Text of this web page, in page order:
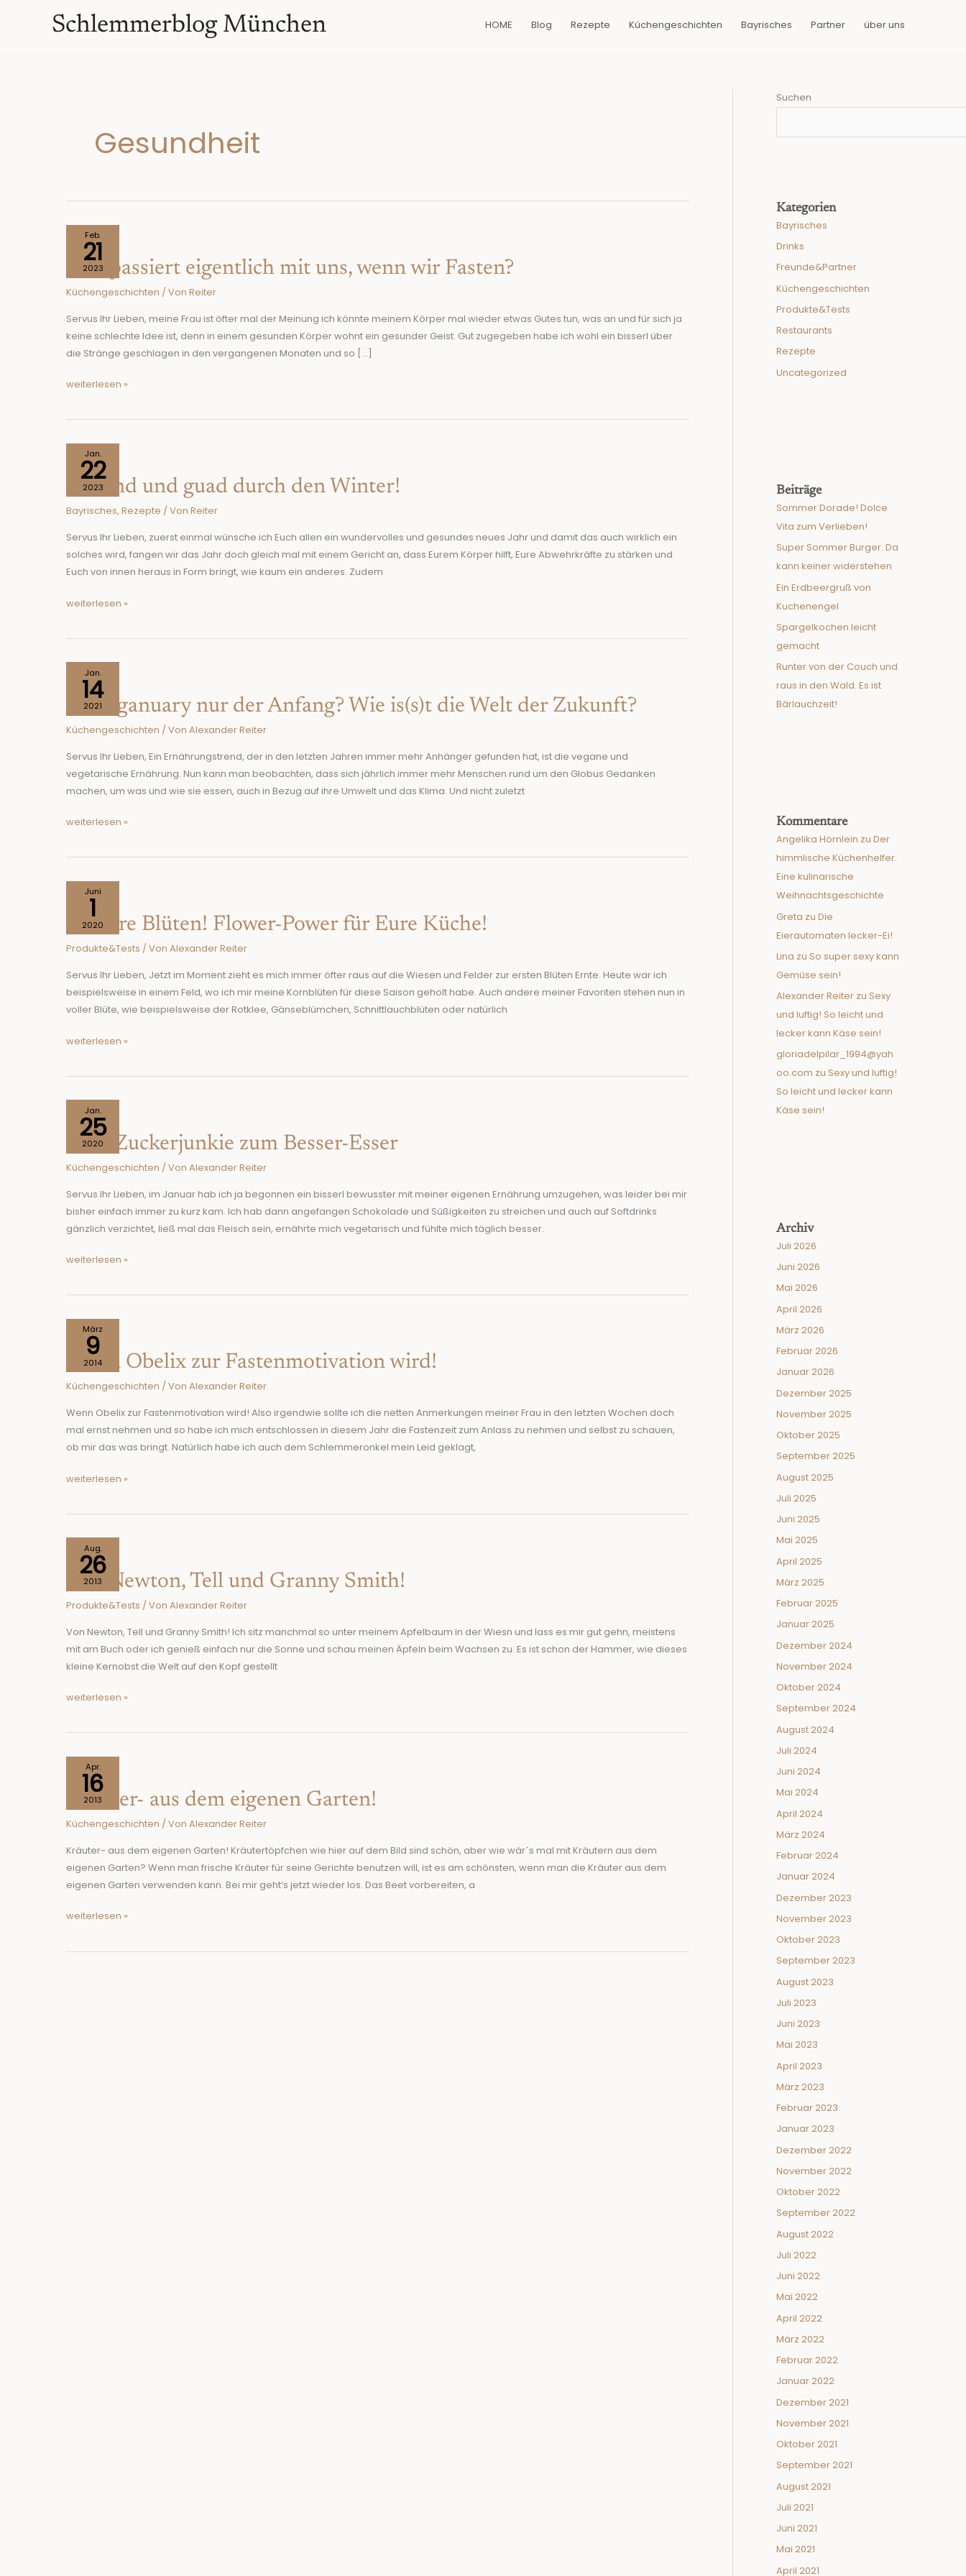
Schlemmerblog München HOME Blog Rezepte Küchengeschichten Bayrisches Partner über uns
Gesundheit
Feb.
21
2023
Was passiert eigentlich mit uns, wenn wir Fasten?
Küchengeschichten / Von Reiter
Servus Ihr Lieben, meine Frau ist öfter mal der Meinung ich könnte meinem Körper mal wieder etwas Gutes tun, was an und für sich ja
keine schlechte Idee ist, denn in einem gesunden Körper wohnt ein gesunder Geist. Gut zugegeben habe ich wohl ein bisserl über
die Stränge geschlagen in den vergangenen Monaten und so […]
Was
passiert
eigentlich
wenn
wir
Fasten?
weiterlesen »
Jan.
22
2023
Gesund und guad durch den Winter!
Bayrisches, Rezepte / Von Reiter
Servus Ihr Lieben, zuerst einmal wünsche ich Euch allen ein wundervolles und gesundes neues Jahr und damit das auch wirklich ein
solches wird, fangen wir das Jahr doch gleich mal mit einem Gericht an, dass Eurem Körper hilft, Eure Abwehrkräfte zu stärken und
Euch von innen heraus in Form bringt, wie kaum ein anderes. Zudem
Gesund
und
guad
den
Winter!
weiterlesen »
Jan.
14
2021
Ist Veganuary nur der Anfang? Wie is(s)t die Welt der Zukunft?
Küchengeschichten / Von Alexander Reiter
Servus Ihr Lieben, Ein Ernährungstrend, der in den letzten Jahren immer mehr Anhänger gefunden hat, ist die vegane und
vegetarische Ernährung. Nun kann man beobachten, dass sich jährlich immer mehr Menschen rund um den Globus Gedanken
machen, um was und wie sie essen, auch in Bezug auf ihre Umwelt und das Klima. Und nicht zuletzt
Veganuary
Anfang?
Wie
is(s)t
die
der
weiterlesen »
Juni
1
2020
Essbare Blüten! Flower-Power für Eure Küche!
Produkte&Tests / Von Alexander Reiter
Servus Ihr Lieben, Jetzt im Moment zieht es mich immer öfter raus auf die Wiesen und Felder zur ersten Blüten Ernte. Heute war ich
beispielsweise in einem Feld, wo ich mir meine Kornblüten für diese Saison geholt habe. Auch andere meiner Favoriten stehen nun in
voller Blüte, wie beispielsweise der Rotklee, Gänseblümchen, Schnittlauchblüten oder natürlich
Essbare
Blüten!
Flower-
Eure
Küche!
weiterlesen »
Jan.
25
2020
Vom Zuckerjunkie zum Besser-Esser
Küchengeschichten / Von Alexander Reiter
Servus Ihr Lieben, im Januar hab ich ja begonnen ein bisserl bewusster mit meiner eigenen Ernährung umzugehen, was leider bei mir
bisher einfach immer zu kurz kam. Ich hab dann angefangen Schokolade und Süßigkeiten zu streichen und auch auf Softdrinks
gänzlich verzichtet, ließ mal das Fleisch sein, ernährte mich vegetarisch und fühlte mich täglich besser.
Zuckerjunkie
zum
weiterlesen »
März
9
2014
Wenn Obelix zur Fastenmotivation wird!
Küchengeschichten / Von Alexander Reiter
Wenn Obelix zur Fastenmotivation wird! Also irgendwie sollte ich die netten Anmerkungen meiner Frau in den letzten Wochen doch
mal ernst nehmen und so habe ich mich entschlossen in diesem Jahr die Fastenzeit zum Anlass zu nehmen und selbst zu schauen,
ob mir das was bringt. Natürlich habe ich auch dem Schlemmeronkel mein Leid geklagt,
Wenn
Obelix
weiterlesen »
Aug.
26
2013
Von Newton, Tell und Granny Smith!
Produkte&Tests / Von Alexander Reiter
Von Newton, Tell und Granny Smith! Ich sitz manchmal so unter meinem Apfelbaum in der Wiesn und lass es mir gut gehn, meistens
mit am Buch oder ich genieß einfach nur die Sonne und schau meinen Äpfeln beim Wachsen zu. Es ist schon der Hammer, wie dieses
kleine Kernobst die Welt auf den Kopf gestellt
Newton,
Smith!
weiterlesen »
Apr.
16
2013
Kräuter- aus dem eigenen Garten!
Küchengeschichten / Von Alexander Reiter
Kräuter- aus dem eigenen Garten! Kräutertöpfchen wie hier auf dem Bild sind schön, aber wie wär´s mal mit Kräutern aus dem
eigenen Garten? Wenn man frische Kräuter für seine Gerichte benutzen will, ist es am schönsten, wenn man die Kräuter aus dem
eigenen Garten verwenden kann. Bei mir geht’s jetzt wieder los. Das Beet vorbereiten, a
Kräuter-
dem
weiterlesen »
Suchen
Kategorien
Bayrisches
Drinks
Freunde&Partner
Küchengeschichten
Produkte&Tests
Restaurants
Rezepte
Uncategorized
Beiträge
Sommer Dorade! Dolce
Vita zum Verlieben!
Super Sommer Burger. Da
kann keiner widerstehen
Ein Erdbeergruß von
Kuchenengel
Spargelkochen leicht
gemacht
Runter von der Couch und
raus in den Wald. Es ist
Bärlauchzeit!
Kommentare
Angelika Hörnlein zu Der
himmlische Küchenhelfer.
Eine kulinarische
Weihnachtsgeschichte
Greta zu Die
Eierautomaten lecker-Ei!
Lina zu So super sexy kann
Gemüse sein!
Alexander Reiter zu Sexy
und luftig! So leicht und
lecker kann Käse sein!
gloriadelpilar_1994@yah
oo.com zu Sexy und luftig!
So leicht und lecker kann
Käse sein!
Archiv
Juli 2026
Juni 2026
Mai 2026
April 2026
März 2026
Februar 2026
Januar 2026
Dezember 2025
November 2025
Oktober 2025
September 2025
August 2025
Juli 2025
Juni 2025
Mai 2025
April 2025
März 2025
Februar 2025
Januar 2025
Dezember 2024
November 2024
Oktober 2024
September 2024
August 2024
Juli 2024
Juni 2024
Mai 2024
April 2024
März 2024
Februar 2024
Januar 2024
Dezember 2023
November 2023
Oktober 2023
September 2023
August 2023
Juli 2023
Juni 2023
Mai 2023
April 2023
März 2023
Februar 2023
Januar 2023
Dezember 2022
November 2022
Oktober 2022
September 2022
August 2022
Juli 2022
Juni 2022
Mai 2022
April 2022
März 2022
Februar 2022
Januar 2022
Dezember 2021
November 2021
Oktober 2021
September 2021
August 2021
Juli 2021
Juni 2021
Mai 2021
April 2021